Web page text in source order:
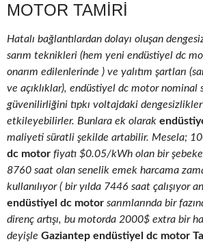
MOTOR TAMIRI
Hatalı bağlantılardan dolayı oluşan
sarım teknikleri (hem yeni endüstiyel dc
onarım edilenlerinde ) ve yalıtım şartları
ve açıklıklar), endüstiyel dc motor nominal
güvenilirliğini tıpkı voltajdaki
etkileyebilirler. Bunlara ek olarak
maliyeti süratli şekilde artabilir. Mesela;
dc motor fiyatı $0.05/kWh olan bir
8760 saat olan senelik emek harcama
kullanılıyor ( bir yılda 7446 saat çalışıyor
endüstiyel dc motor sarımlarında bir
direnç artışı, bu motorda 2000$ extra bir
deyişle Gaziantep endüstiyel dc motor